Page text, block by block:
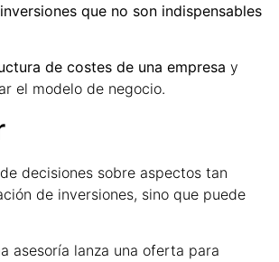
que no son indispensables
de costes de una empresa y
el modelo de negocio.
decisiones sobre aspectos tan
de inversiones, sino que puede
asesoría lanza una oferta para